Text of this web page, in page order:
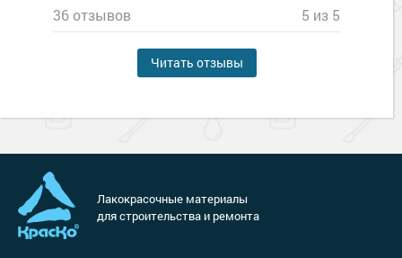
36 отзывов 5 из 5
Читать отзывы
Лакокрасочные материалы
для строительства и ремонта